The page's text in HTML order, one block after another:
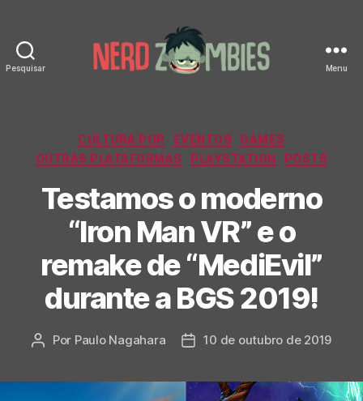
Pesquisar Menu
Categorias
CULTURA POP EVENTOS
GAMES
OUTRAS PLATAFORMAS
PLAYSTATION POSTS
Testamos o moderno
“Iron Man VR” e o
remake de “MediEvil”
durante a BGS 2019!
Autor
Por Paulo Nagahara
Data10 de outubro de 2019